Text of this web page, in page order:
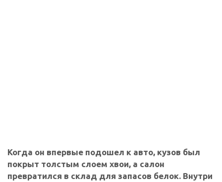
Когда он впервые подошел к авто, кузов был
покрыт толстым слоем хвои, а салон
превратился в склад для запасов белок. Внутри